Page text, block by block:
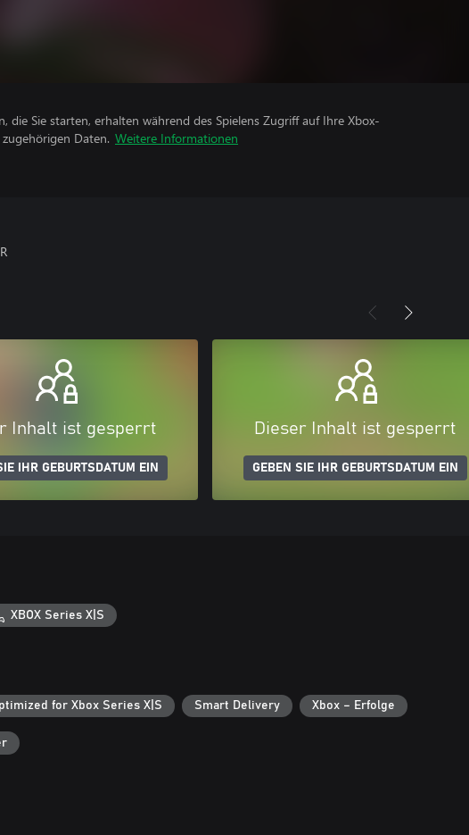
die Sie starten, erhalten während des Spielens Zugriff auf Ihre Xbox-
Daten. Weitere Informationen
Inhalt ist gesperrt
IHR GEBURTSDATUM EIN
Dieser Inhalt ist gesperrt
GEBEN SIE IHR GEBURTSDATUM EIN
XBOX Series X|S
for Xbox Series X|S Smart Delivery Xbox – Erfolge